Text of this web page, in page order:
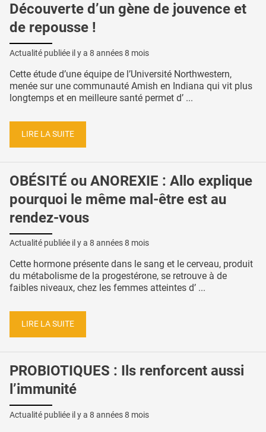
Découverte d’un gène de jouvence et
de repousse !
Actualité publiée il y a 8 années 8 mois
Cette étude d’une équipe de l’Université Northwestern,
menée sur une communauté Amish en Indiana qui vit plus
longtemps et en meilleure santé permet d’ ...
LIRE LA SUITE
OBÉSITÉ ou ANOREXIE : Allo explique
pourquoi le même mal-être est au
rendez-vous
Actualité publiée il y a 8 années 8 mois
Cette hormone présente dans le sang et le cerveau, produit
du métabolisme de la progestérone, se retrouve à de
faibles niveaux, chez les femmes atteintes d’ ...
LIRE LA SUITE
PROBIOTIQUES : Ils renforcent aussi
l’immunité
Actualité publiée il y a 8 années 8 mois